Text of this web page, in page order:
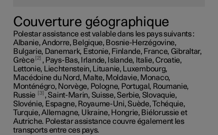
Couverture géographique
Polestar assistance est valable dans les pays suivants :
Albanie, Andorre, Belgique, Bosnie-Herzégovine,
Bulgarie, Danemark, Estonie, Finlande, France, Gibraltar,
Grèce 2
, Pays-Bas, Irlande, Islande, Italie, Croatie,
Lettonie, Liechtenstein, Lituanie, Luxembourg,
Macédoine du Nord, Malte, Moldavie, Monaco,
Monténégro, Norvège, Pologne, Portugal, Roumanie,
Russie
3 , Saint-Marin, Suisse, Serbie, Slovaquie,
Slovénie, Espagne, Royaume-Uni, Suède, Tchéquie,
Turquie, Allemagne, Ukraine, Hongrie, Biélorussie et
Autriche. Polestar assistance couvre également les
transports entre ces pays.